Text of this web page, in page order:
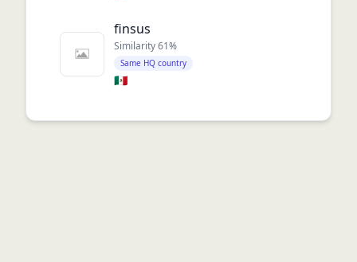
finsus
Similarity61%
Same HQ country
🇲🇽